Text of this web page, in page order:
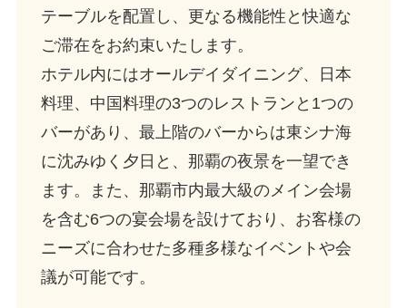
テーブルを配置し、更なる機能性と快適な
ご滞在をお約束いたします。
ホテル内にはオールデイダイニング、日本
料理、中国料理の3つのレストランと1つの
バーがあり、最上階のバーからは東シナ海
に沈みゆく夕日と、那覇の夜景を一望でき
ます。また、那覇市内最大級のメイン会場
を含む6つの宴会場を設けており、お客様の
ニーズに合わせた多種多様なイベントや会
議が可能です。